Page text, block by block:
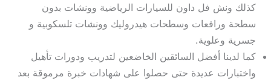
كذلك ونش فل داون للسيارات الرياضية وونشات بدون
سطحة ورافعات وسطحات هيدروليك وونشات تلسكوبية و
جسرية وعلوية.
كما لدينا أفضل السائقين الخاضعين لتدريب ودورات تأهيل
واختبارات عديدة حتى حصلوا على شهادات خبرة مرموقة بعد